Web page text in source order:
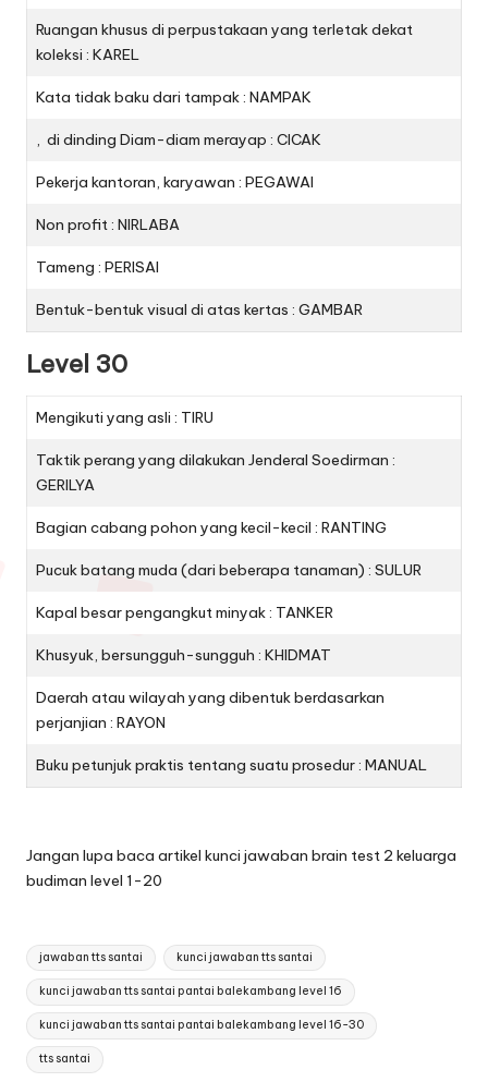
Ruangan khusus di perpustakaan yang terletak dekat
koleksi : KAREL
Kata tidak baku dari tampak : NAMPAK
, di dinding Diam-diam merayap : CICAK
Pekerja kantoran, karyawan : PEGAWAI
Non profit : NIRLABA
Tameng : PERISAI
Bentuk-bentuk visual di atas kertas : GAMBAR
Level 30
Mengikuti yang asli : TIRU
Taktik perang yang dilakukan Jenderal Soedirman :
GERILYA
Bagian cabang pohon yang kecil-kecil : RANTING
Pucuk batang muda (dari beberapa tanaman) : SULUR
Kapal besar pengangkut minyak : TANKER
Khusyuk, bersungguh-sungguh : KHIDMAT
Daerah atau wilayah yang dibentuk berdasarkan
perjanjian : RAYON
Buku petunjuk praktis tentang suatu prosedur : MANUAL
Jangan lupa baca artikel kunci jawaban brain test 2 keluarga
budiman level 1-20
Tags:
jawaban tts santai kunci jawaban tts santai
kunci jawaban tts santai pantai balekambang level 16
kunci jawaban tts santai pantai balekambang level 16-30
tts santai